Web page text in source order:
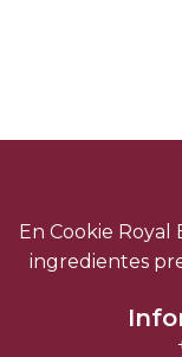
En Cookie Royal
ingredientes